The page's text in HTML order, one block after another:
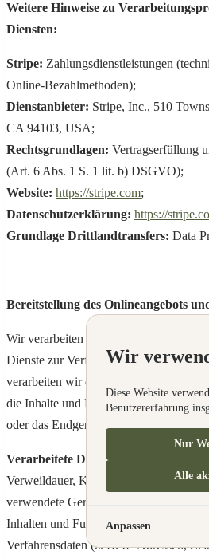
Weitere Hinweise zu
Diensten:
Stripe: Zahlungsdienstleistungen
Online-Bezahlmethoden);
Dienstanbieter: Stripe, Inc., 510
CA 94103, USA;
Rechtsgrundlagen: Vertragserfüllung
(Art. 6 Abs. 1 S. 1 lit. b) DSGVO);
Website: https://stripe.com;
Datenschutzerklärung: https://
Grundlage Drittlandtransfers: Data
Bereitstellung des Onlineangebots
Wir verarbeiten die Daten der Nutzer,
Dienste zur Verfügung stellen zu
verarbeiten wir die IP-Adresse des
die Inhalte und Funktionen unserer
oder das Endgerät der Nutzer zu
Verarbeitete Datenarten:
Verweildauer, Klickpfade,
verwendete Gerätetypen und
Inhalten und Funktionen); Meta-,
Verfahrensdaten (z. B. IP-Adressen,
Wir
Diese Website
Benutzererfahrung
Nur
Alle
Anpassen